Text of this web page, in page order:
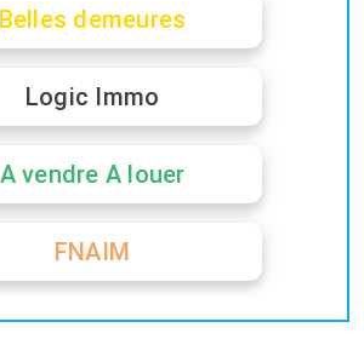
Belles demeures
Logic Immo
A vendre A louer
FNAIM